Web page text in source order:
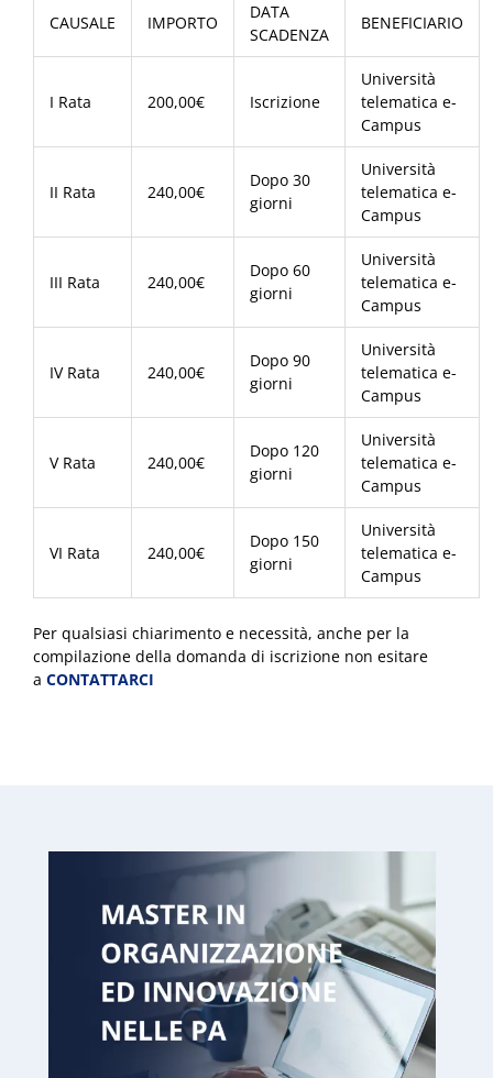
CAUSALE IMPORTO
DATA
SCADENZA
BENEFICIARIO
I Rata 200,00€ Iscrizione
Università
telematica e-
Campus
II Rata 240,00€
Dopo 30
giorni
Università
telematica e-
Campus
III Rata 240,00€
Dopo 60
giorni
Università
telematica e-
Campus
IV Rata 240,00€
Dopo 90
giorni
Università
telematica e-
Campus
V Rata 240,00€
Dopo 120
giorni
Università
telematica e-
Campus
VI Rata 240,00€
Dopo 150
giorni
Università
telematica e-
Campus
Per qualsiasi chiarimento e necessità, anche per la
compilazione della domanda di iscrizione non esitare
a CONTATTARCI